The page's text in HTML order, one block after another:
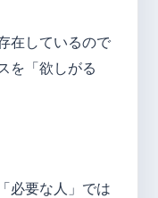
在しているので
を「欲しがる
必要な人」では